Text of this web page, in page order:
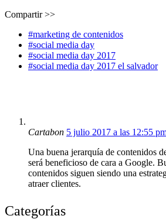
Compartir >>
#marketing de contenidos
#social media day
#social media day 2017
#social media day 2017 el salvador
Cartabon 5 julio 2017 a las 12:55
Una buena jerarquía de contenidos
será beneficioso de cara a Google.
contenidos siguen siendo una
atraer clientes.
Categorías